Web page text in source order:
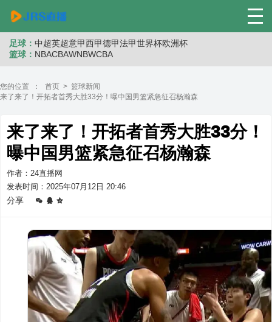
足球： 中超英超意甲西甲德甲法甲世界杯欧洲杯
篮球： NBACBAWNBWCBA
您的位置 ： 首页 > 篮球新闻
来了来了！开拓者首秀大胜33分！曝中国男篮紧急征召杨瀚森
来了来了！开拓者首秀大胜33分！
曝中国男篮紧急征召杨瀚森
作者：24直播网
发表时间：2025年07月12日 20:46
分享